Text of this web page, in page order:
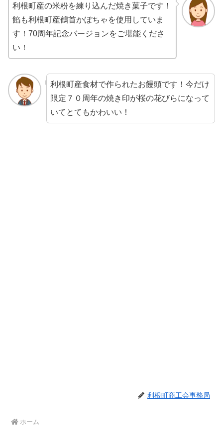
利根町産の米粉を練り込んだ焼き菓子です！
餡も利根町産鶴首かぼちゃを使用していま
す！70周年記念バージョンをご堪能くださ
い！
利根町産食材で作られたお饅頭です！今だけ
限定７０周年の焼き印が桜の花びらになって
いてとてもかわいい！
利根町商工会事務局
ホーム